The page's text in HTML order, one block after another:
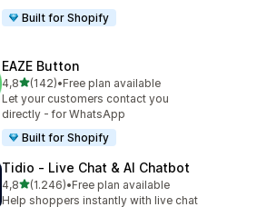
Built for Shopify
EAZE Button
4,85 yıldız üzerinden
(142)
toplam 142 değerlendirme
•Free plan available
Let your customers contact you
directly - for WhatsApp
Built for Shopify
Tidio ‑ Live Chat & AI Chatbot
4,85 yıldız üzerinden
(1.246)
toplam 1246 değerlendirme
•Free plan available
Help shoppers instantly with live chat